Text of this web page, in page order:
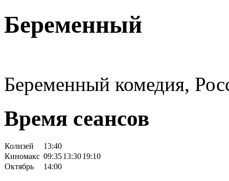
Беременный
Беременный комедия,
Время сеансов
Колизей
13:40
Киномакс 09:3513:3019:10
Октябрь
14:00